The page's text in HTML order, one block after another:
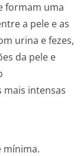
formam uma
a pele e as
urina e fezes,
da pele e
intensas
mínima.